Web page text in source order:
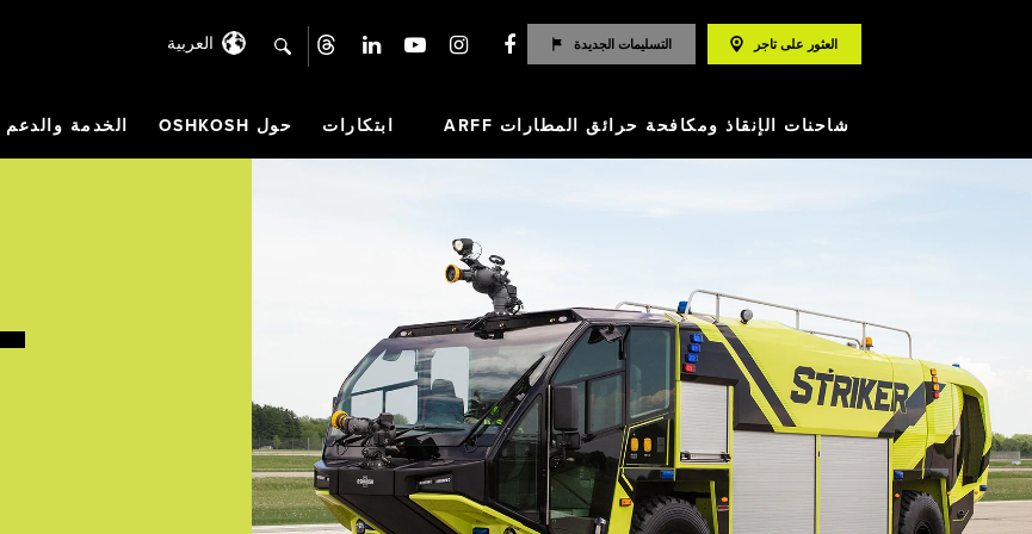
العربية search
العثور على تاجر التسليمات الجديدة
شاحنات الإنقاذ ومكافحة حرائق المطارات ARFF ابتكارات حول OSHKOSH الخدمة والدعم